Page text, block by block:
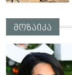
მოზაიკა